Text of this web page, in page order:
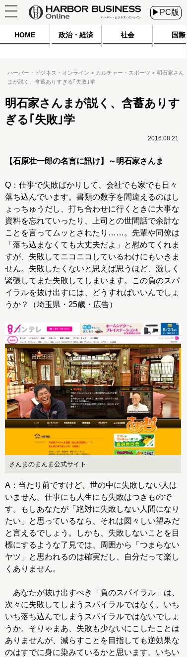
▶PC版
HOME 政治・経済 社会 国際
ハーバー・ビジネス・オンライン カルチャー・スポーツ
明石家さん
まが説く、含蓄ありすぎる｢失敗｣学
明石家さんまが説く、含蓄ありす
ぎる｢失敗｣学
2016.08.21
【石原壮一郎の名言に訊け】～明石家さんま
Q：仕事で失敗ばかりして、会社でも家でも日々
落ち込んでいます。書類の数字を間違えるのはし
ょっちゅうだし、打ち合わせに行くときに大事な
資料を忘れていったり、上司との世間話で余計な
ことを言ってムッとされたり……。先輩や同僚は
「落ち込まなくても大丈夫だよ」と慰めてくれま
すが、失敗してニコニコしているわけにもいきま
せん。失敗したくないと思えば思うほど、激しく
緊張してまた失敗してしまいます。この負のスパ
イラルを抜け出すには、どうすればいいんでしょ
うか？（埼玉県・25歳・広告）
さんまのまんま公式サイト
A：当たり前ですけど、世の中に失敗しない人は
いません。仕事にも人生にも失敗はつきもので
す。もしあなたが「絶対に失敗しない人間になり
たい」と思っているなら、それは図々しい望みだ
と言えるでしょう。しかも、失敗しないことを目
標にするような了見では、周囲から「つまらない
ヤツ」と思われるのは確実だし、自分だって楽し
くありません。
あなたが抜け出すべき「負のスパイラル」は、
次々に失敗してしまうスパイラルではなく、いち
いち落ち込んでしまうスパイラルではないでしょ
うか。そりゃまあ、失敗も少ないにこしたことは
ありませんが、減らすことを目指しても逆効果な
のはすでに身に染みているかと思います。いちい